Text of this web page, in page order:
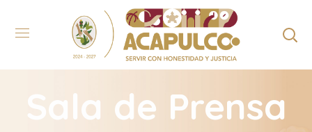
Sala de Prensa